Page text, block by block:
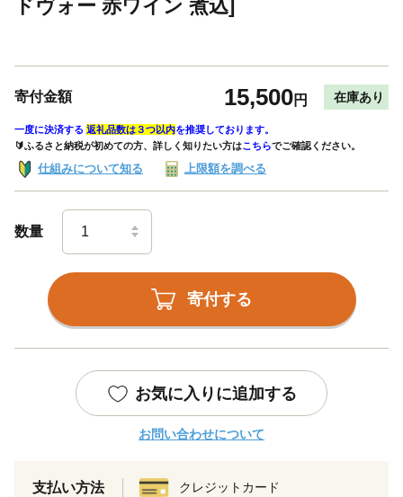
ドヴォー 赤ワイン 煮込]
寄付金額 15,500円 在庫あり
一度に決済する 返礼品数は３つ以内を推奨しております。
🔰ふるさと納税が初めての方、詳しく知りたい方はこちらでご確認ください。
仕組みについて知る 上限額を調べる
数量
寄付する
お気に入りに追加する
お問い合わせについて
支払い方法 クレジットカード